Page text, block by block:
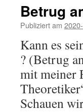
Betrug
Publiziert am
Kann es
? (Betrug
mit meiner
Schauen